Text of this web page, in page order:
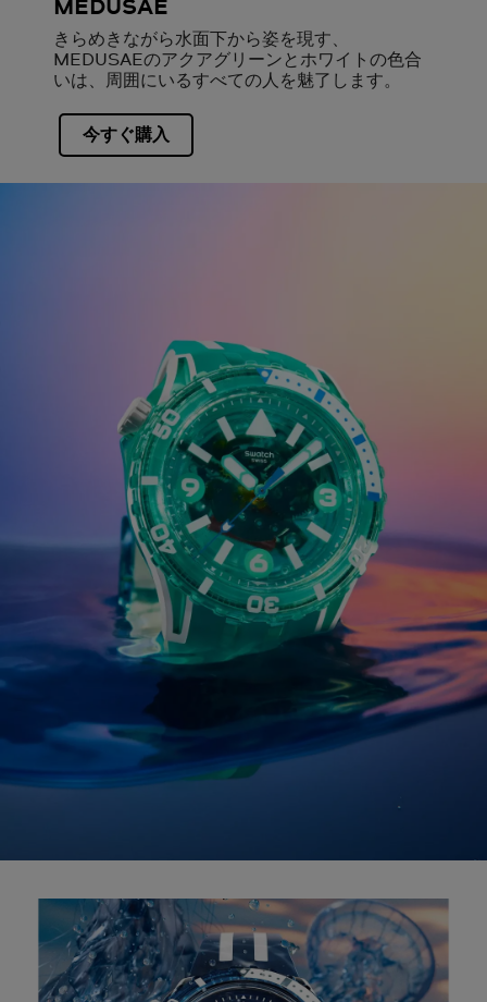
MEDUSAE
きらめきながら水面下から姿を現す、
MEDUSAEのアクアグリーンとホワイトの色合
いは、周囲にいるすべての人を魅了します。
今すぐ購入